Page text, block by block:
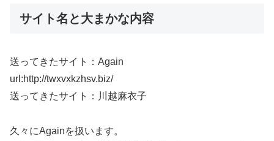
サイト名と大まかな内容
送ってきたサイト：Again
url:http://twxvxkzhsv.biz/
送ってきたサイト：川越麻衣子
久々にAgainを扱います。